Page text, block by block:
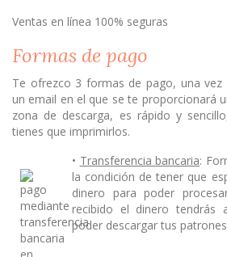
Ventas en línea 100% seguras
Formas de pago
Te ofrezco 3 formas de pago, una vez
un email en el que se te proporcionará
zona de descarga, es rápido y
tienes que imprimirlos.
• Transferencia bancaria:
la condición de tener que
dinero para poder
recibido el dinero tendrás
poder descargar tus